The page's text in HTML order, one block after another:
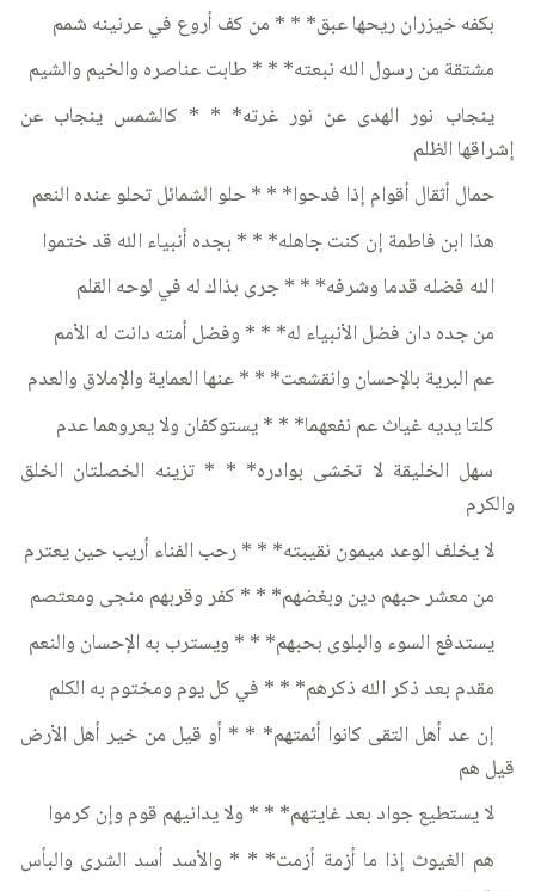
بكفه خيزران ريحها عبق* * * من كف أروع في عرنينه شمم
مشتقة من رسول الله نبعته* * * طابت عناصره والخيم والشيم
ينجاب نور الهدى عن نور غرته* * * كالشمس ينجاب عن
إشراقها الظلم
حمال أثقال أقوام إذا فدحوا* * * حلو الشمائل تحلو عنده النعم
هذا ابن فاطمة إن كنت جاهله* * * بجده أنبياء الله قد ختموا
الله فضله قدما وشرفه* * * جرى بذاك له في لوحه القلم
من جده دان فضل الأنبياء له* * * وفضل أمته دانت له الأمم
عم البرية بالإحسان وانقشعت* * * عنها العماية والإملاق والعدم
كلتا يديه غياث عم نفعهما* * * يستوكفان ولا يعروهما عدم
سهل الخليقة لا تخشى بوادره* * * تزينه الخصلتان الخلق
والكرم
لا يخلف الوعد ميمون نقيبته* * * رحب الفناء أريب حين يعترم
من معشر حبهم دين وبغضهم* * * كفر وقربهم منجى ومعتصم
يستدفع السوء والبلوى بحبهم* * * ويسترب به الإحسان والنعم
مقدم بعد ذكر الله ذكرهم* * * في كل يوم ومختوم به الكلم
إن عد أهل التقى كانوا أئمتهم* * * أو قيل من خير أهل الأرض
قيل هم
لا يستطيع جواد بعد غايتهم* * * ولا يدانيهم قوم وإن كرموا
هم الغيوث إذا ما أزمة أزمت* * * والأسد أسد الشرى والبأس